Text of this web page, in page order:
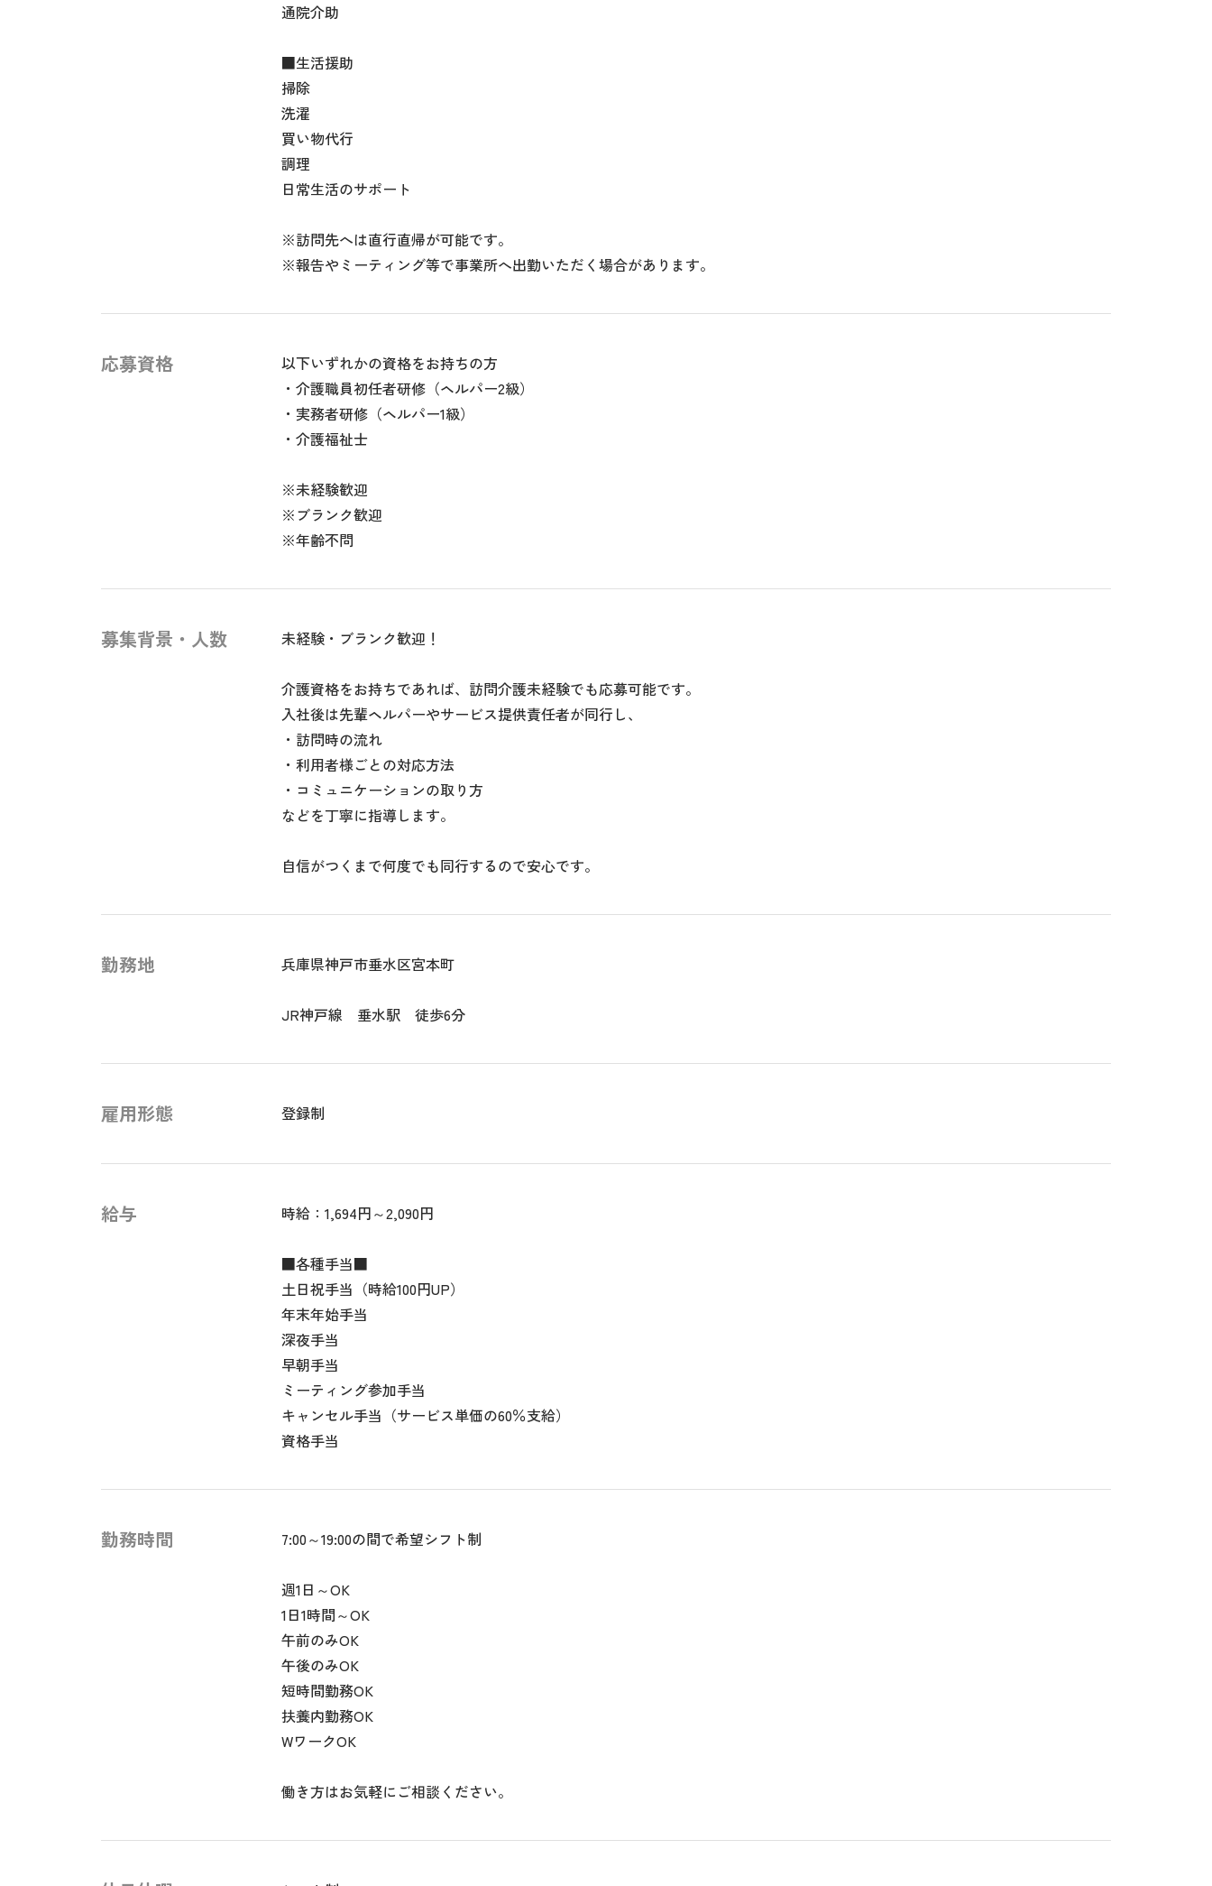
通院介助
■生活援助
掃除
洗濯
買い物代行
調理
日常生活のサポート
※訪問先へは直行直帰が可能です。
※報告やミーティング等で事業所へ出勤いただく場合があります。
応募資格
以下いずれかの資格をお持ちの方
・介護職員初任者研修（ヘルパー2級）
・実務者研修（ヘルパー1級）
・介護福祉士
※未経験歓迎
※ブランク歓迎
※年齢不問
募集背景・人数 未経験・ブランク歓迎！
介護資格をお持ちであれば、訪問介護未経験でも応募可能です。
入社後は先輩ヘルパーやサービス提供責任者が同行し、
・訪問時の流れ
・利用者様ごとの対応方法
・コミュニケーションの取り方
などを丁寧に指導します。
自信がつくまで何度でも同行するので安心です。
勤務地 兵庫県神戸市垂水区宮本町
JR神戸線 垂水駅 徒歩6分
雇用形態 登録制
給与 時給：1,694円～2,090円
■各種手当■
土日祝手当（時給100円UP）
年末年始手当
深夜手当
早朝手当
ミーティング参加手当
キャンセル手当（サービス単価の60％支給）
資格手当
勤務時間 7:00～19:00の間で希望シフト制
週1日～OK
1日1時間～OK
午前のみOK
午後のみOK
短時間勤務OK
扶養内勤務OK
WワークOK
働き方はお気軽にご相談ください。